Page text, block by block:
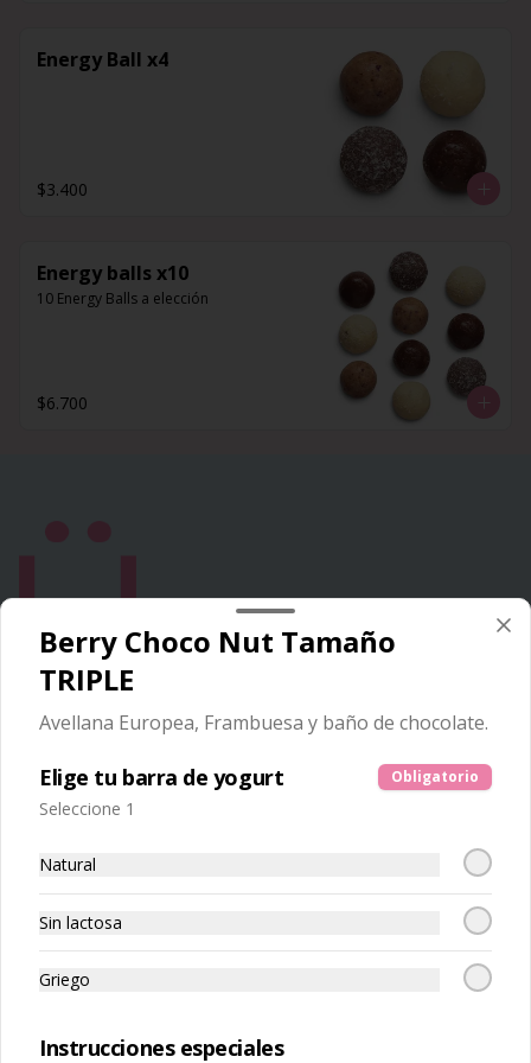
Energy Ball x4
$3.400
Energy balls x10
10 Energy Balls a elección
$6.700
Conócenos
Franquicias
Encuéntranos
Política de privacidad
Redes sociales
Instagram
Berry Choco Nut Tamaño
TRIPLE
Avellana Europea, Frambuesa y baño de chocolate.
Elige tu barra de yogurt Obligatorio
Seleccione 1
Natural
Sin lactosa
Griego
Instrucciones especiales